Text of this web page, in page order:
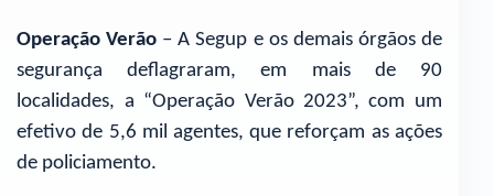
Operação Verão – A Segup e os demais órgãos de
segurança deflagraram, em mais de 90
localidades, a “Operação Verão 2023”, com um
efetivo de 5,6 mil agentes, que reforçam as ações
de policiamento.